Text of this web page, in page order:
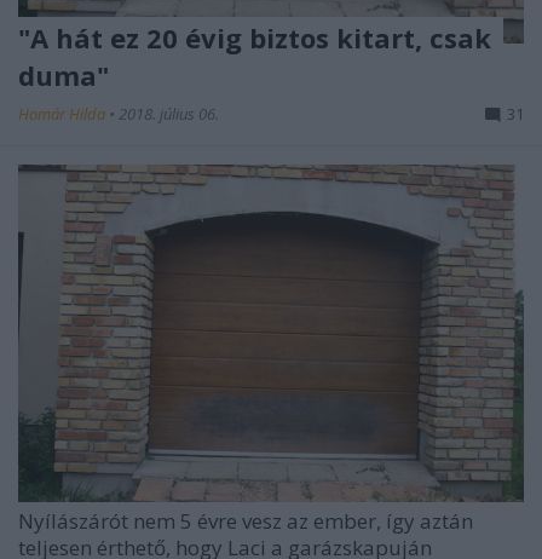
"A hát ez 20 évig biztos kitart, csak
duma"
Homár Hilda • 2018. július 06. 31
Nyílászárót nem 5 évre vesz az ember, így aztán
teljesen érthető, hogy Laci a garázskapuján